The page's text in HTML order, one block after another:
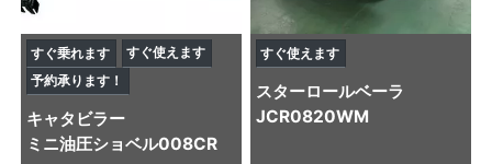
すぐ乗れます
すぐ使えます
予約承ります！
キャタビラー
ミニ油圧ショベル008CR
すぐ使えます
スターロールベーラ
JCR0820WM